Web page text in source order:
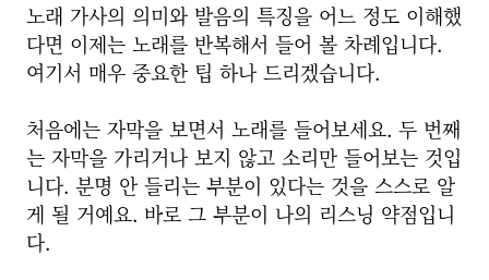
노래 가사의 의미와 발음의 특징을 어느 정도 이해했
다면 이제는 노래를 반복해서 들어 볼 차례입니다.
여기서 매우 중요한 팁 하나 드리겠습니다.
처음에는 자막을 보면서 노래를 들어보세요. 두 번째
는 자막을 가리거나 보지 않고 소리만 들어보는 것입
니다. 분명 안 들리는 부분이 있다는 것을 스스로 알
게 될 거예요. 바로 그 부분이 나의 리스닝 약점입니
다.